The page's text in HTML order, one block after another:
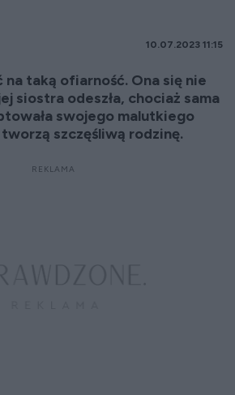
10.07.2023 11:15
taką ofiarność. Ona się nie
siostra odeszła, chociaż sama
swojego malutkiego
szczęśliwą rodzinę.